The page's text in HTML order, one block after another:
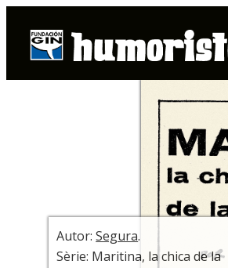
+ INFO
Autor:Segura.
Sèrie: Maritina, la chica de la